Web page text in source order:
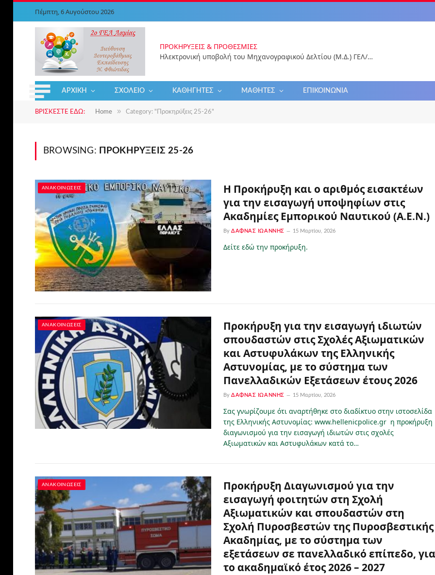
Πέμπτη, 6 Αυγούστου 2026
ΠΡΟΚΗΡΎΞΕΙΣ & ΠΡΟΘΕΣΜΊΕΣ
Ηλεκτρονική υποβολή του Μηχανογραφικού Δελτίου (Μ.Δ.) ΓΕΛ/ΕΠΑΛ 2026 για εισαγωγή στην Τριτοβάθμια Εκπαίδευση
ΑΡΧΙΚΉ ΣΧΟΛΕΊΟ ΚΑΘΗΓΗΤΈΣ ΜΑΘΗΤΈΣ ΕΠΙΚΟΙΝΩΝΊΑ
ΒΡΊΣΚΕΣΤΕ ΕΔΏ: Home » Category: "Προκηρύξεις 25-26"
BROWSING: ΠΡΟΚΗΡΎΞΕΙΣ 25-26
ΑΝΑΚΟΙΝΏΣΕΙΣ
Η Προκήρυξη και ο αριθμός εισακτέων
για την εισαγωγή υποψηφίων στις
Ακαδημίες Εμπορικού Ναυτικού (Α.Ε.Ν.)
By ΔΑΦΝΆΣ ΙΩΆΝΝΗΣ 15 Μαρτίου, 2026
Δείτε εδώ την προκήρυξη.
ΑΝΑΚΟΙΝΏΣΕΙΣ
Προκήρυξη για την εισαγωγή ιδιωτών
σπουδαστών στις Σχολές Αξιωματικών
και Αστυφυλάκων της Ελληνικής
Αστυνομίας, με το σύστημα των
Πανελλαδικών Εξετάσεων έτους 2026
By ΔΑΦΝΆΣ ΙΩΆΝΝΗΣ 15 Μαρτίου, 2026
Σας γνωρίζουμε ότι αναρτήθηκε στο διαδίκτυο στην ιστοσελίδα
της Ελληνικής Αστυνομίας: www.hellenicpolice.gr η προκήρυξη
διαγωνισμού για την εισαγωγή ιδιωτών στις σχολές
Αξιωματικών και Αστυφυλάκων κατά το…
ΑΝΑΚΟΙΝΏΣΕΙΣ
Προκήρυξη Διαγωνισμού για την
εισαγωγή φοιτητών στη Σχολή
Αξιωματικών και σπουδαστών στη
Σχολή Πυροσβεστών της Πυροσβεστικής
Ακαδημίας, με το σύστημα των
εξετάσεων σε πανελλαδικό επίπεδο, για
το ακαδημαϊκό έτος 2026 – 2027